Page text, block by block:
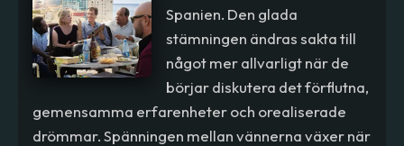
Spanien. Den glada
stämningen ändras sakta till
något mer allvarligt när de
börjar diskutera det förflutna,
gemensamma erfarenheter och orealiserade
drömmar. Spänningen mellan vännerna växer när